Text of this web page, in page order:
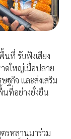
นที่ รับฟังเสียง
ดใหญ่เมื่อปลาย
ฐกิจ และส่งเสริม
นที่อย่างยั่งยืน
รหลานมาร่วม